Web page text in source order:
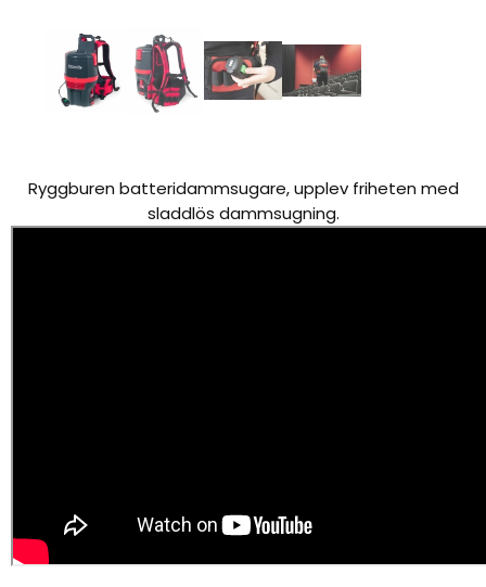
Ryggburen batteridammsugare, upplev friheten med
sladdlös dammsugning.